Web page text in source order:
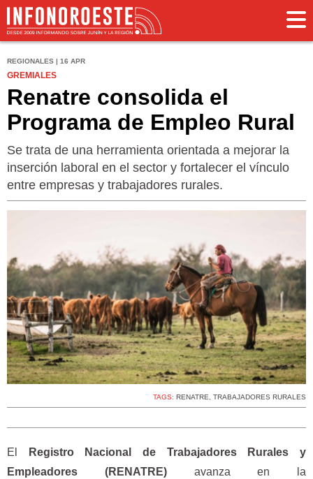
REGIONALES | 16 APR
GREMIALES
Renatre consolida el
Programa de Empleo Rural
Se trata de una herramienta orientada a mejorar la
inserción laboral en el sector y fortalecer el vínculo
entre empresas y trabajadores rurales.
TAGS: RENATRE, TRABAJADORES RURALES
El
Registro Nacional de Trabajadores Rurales y
Empleadores (RENATRE) avanza en la